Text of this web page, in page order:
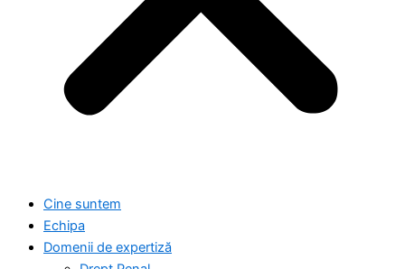
Cine suntem
Echipa
Domenii de expertiză